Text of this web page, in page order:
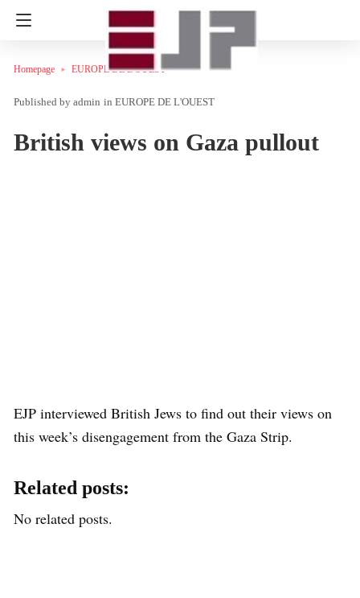
Homepage EUROPE DE L'OUEST
admin in EUROPE DE L'OUEST
British views on Gaza pullout
EJP interviewed British Jews to find out their views on
this week’s disengagement from the Gaza Strip.
Related posts:
No related posts.